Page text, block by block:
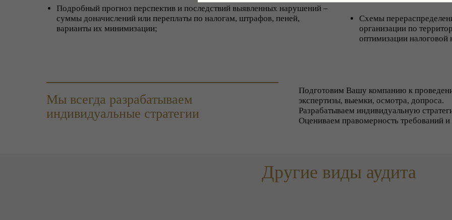
Подробный прогноз перспектив и последствий выявленных нарушений –
суммы доначислений или переплаты по налогам, штрафов, пеней,
варианты их минимизации;
Схемы
организации по
оптимизации налоговой
Мы всегда разрабатываем
индивидуальные стратегии
Подготовим Вашу компанию к
экспертизы, выемки, осмотра, допроса.
Разрабатываем индивидуальную
Оцениваем правомерность требований и
Другие виды аудита